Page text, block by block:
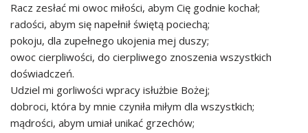
Racz zesłać mi owoc miłości, abym Cię godnie kochał;
radości, abym się napełnił świętą pociechą;
pokoju, dla zupełnego ukojenia mej duszy;
owoc cierpliwości, do cierpliwego znoszenia wszystkich
doświadczeń.
Udziel mi gorliwości wpracy isłużbie Bożej;
dobroci, która by mnie czyniła miłym dla wszystkich;
mądrości, abym umiał unikać grzechów;